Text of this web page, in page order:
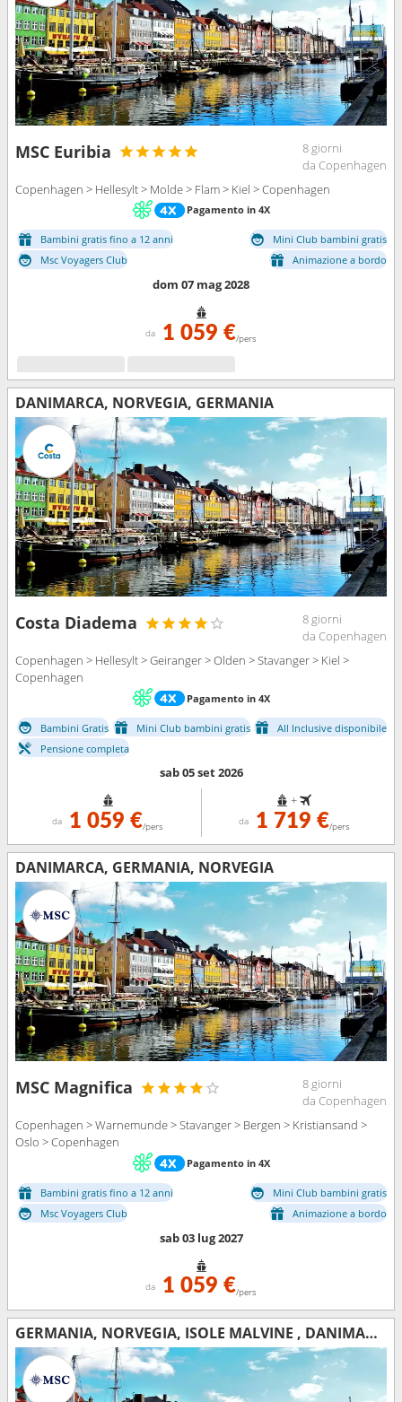
MSC Euribia
8 giorni
da Copenhagen
Copenhagen > Hellesylt > Molde > Flam > Kiel > Copenhagen
Pagamento in 4X
Bambini gratis fino a 12 anni
Mini Club bambini gratis
Msc Voyagers Club
Animazione a bordo
dom 07 mag 2028
da 1 059 €/pers
DANIMARCA, NORVEGIA, GERMANIA
Costa Diadema
8 giorni
da Copenhagen
Copenhagen > Hellesylt > Geiranger > Olden > Stavanger > Kiel >
Copenhagen
Pagamento in 4X
Bambini Gratis Mini Club bambini gratis
All Inclusive disponibile
Pensione completa
sab 05 set 2026
da 1 059 €/pers
+
da 1 719 €/pers
DANIMARCA, GERMANIA, NORVEGIA
MSC Magnifica
8 giorni
da Copenhagen
Copenhagen > Warnemunde > Stavanger > Bergen > Kristiansand >
Oslo > Copenhagen
Pagamento in 4X
Bambini gratis fino a 12 anni
Mini Club bambini gratis
Msc Voyagers Club
Animazione a bordo
sab 03 lug 2027
da 1 059 €/pers
GERMANIA, NORVEGIA, ISOLE MALVINE , DANIMARCA